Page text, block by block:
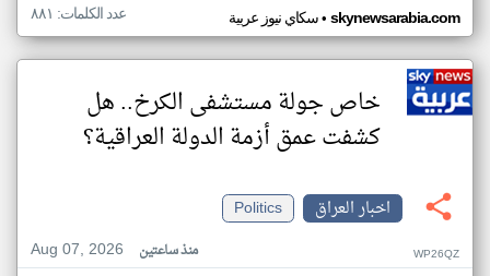
سكاي نيوز عربية• skynewsarabia.com عدد الكلمات: ٨٨١
خاص جولة مستشفى الكرخ.. هل
كشفت عمق أزمة الدولة العراقية؟
اخبار العراق
Politics
Aug 07, 2026
منذ ساعتين WP26QZ